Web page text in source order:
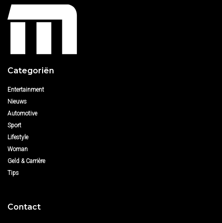
Categoriën
Entertainment
Nieuws
Automotive
Sport
Lifestyle
Woman
Geld & Carrière
Tips
Contact